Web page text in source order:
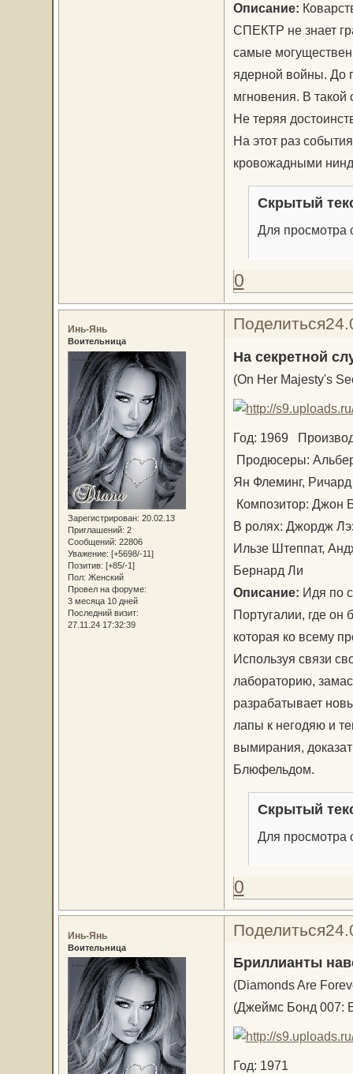
Описание:
СПЕКТР не знает
самые
ядерной войны. До
мгновения. В такой
Не теряя
На этот раз
кровожадными
Скрытый
Для просмотра
0
Поделиться
Инь-Янь
Воительница
Зарегистрирован: 20.02.13
Приглашений: 2
Сообщений: 22806
Уважение: [+5698/-11]
Позитив: [+85/-1]
Пол: Женский
Провел на форуме:
3 месяца 10 дней
Последний визит:
27.11.24 17:32:39
На секретной
(On Her Majesty's
Год: 1969
Продюсеры:
Ян Флеминг,
Композитор: Джон
В ролях: Джордж
Ильзе Штеппат,
Бернард Ли
Описание: Идя по
Португалии, где он
которая ко всему
Используя связи
лабораторию,
разрабатывает
лапы к негодяю и
вымирания,
Блюфельдом.
Скрытый
Для просмотра
0
Поделиться
Инь-Янь
Воительница
Бриллианты
(Diamonds Are
(Джеймс Бонд 007:
Год: 1971